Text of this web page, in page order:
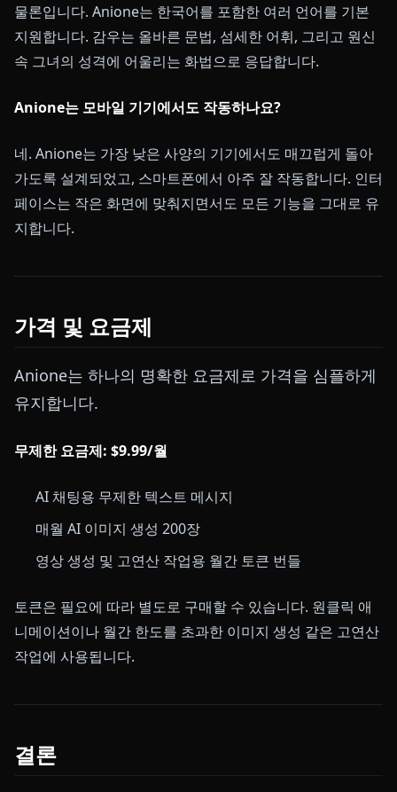
물론입니다. Anione는 한국어를 포함한 여러 언어를 기본
지원합니다. 감우는 올바른 문법, 섬세한 어휘, 그리고 원신
속 그녀의 성격에 어울리는 화법으로 응답합니다.
Anione는 모바일 기기에서도 작동하나요?
네. Anione는 가장 낮은 사양의 기기에서도 매끄럽게 돌아
가도록 설계되었고, 스마트폰에서 아주 잘 작동합니다. 인터
페이스는 작은 화면에 맞춰지면서도 모든 기능을 그대로 유
지합니다.
가격 및 요금제
Anione는 하나의 명확한 요금제로 가격을 심플하게
유지합니다.
무제한 요금제: $9.99/월
AI 채팅용 무제한 텍스트 메시지
매월 AI 이미지 생성 200장
영상 생성 및 고연산 작업용 월간 토큰 번들
토큰은 필요에 따라 별도로 구매할 수 있습니다. 원클릭 애
니메이션이나 월간 한도를 초과한 이미지 생성 같은 고연산
작업에 사용됩니다.
결론